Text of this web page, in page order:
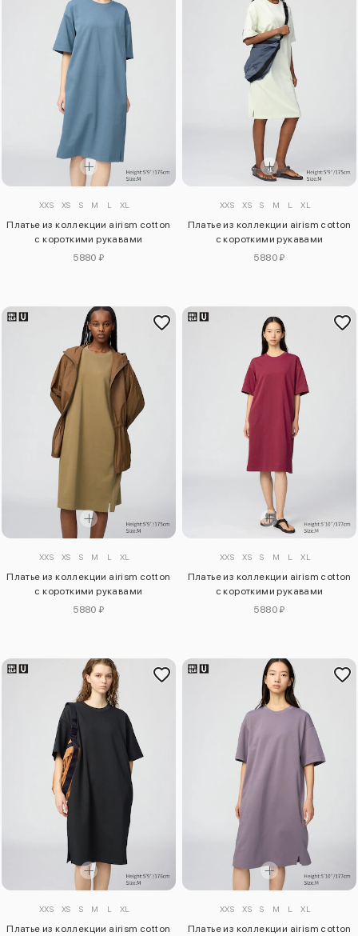
XXS XS S M L XL
Платье из коллекции airism cotton
с короткими рукавами
5880 ₽
XXS XS S M L XL
Платье из коллекции airism cotton
с короткими рукавами
5880 ₽
XXS XS S M L XL
Платье из коллекции airism cotton
с короткими рукавами
5880 ₽
XXS XS S M L XL
Платье из коллекции airism cotton
с короткими рукавами
5880 ₽
XXS XS S M L XL
Платье из коллекции airism cotton
XXS XS S M L XL
Платье из коллекции airism cotton